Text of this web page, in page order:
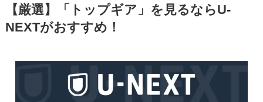
【厳選】「トップギア」を見るならU-
NEXTがおすすめ！